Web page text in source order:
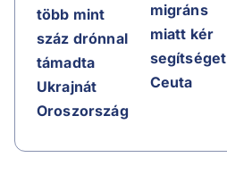
több mint
száz drónnal
támadta
Ukrajnát
Oroszország
migráns
miatt kér
segítséget
Ceuta